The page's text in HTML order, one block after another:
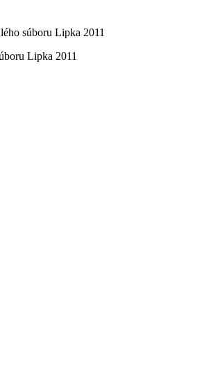
súboru Lipka 2011
Lipka 2011